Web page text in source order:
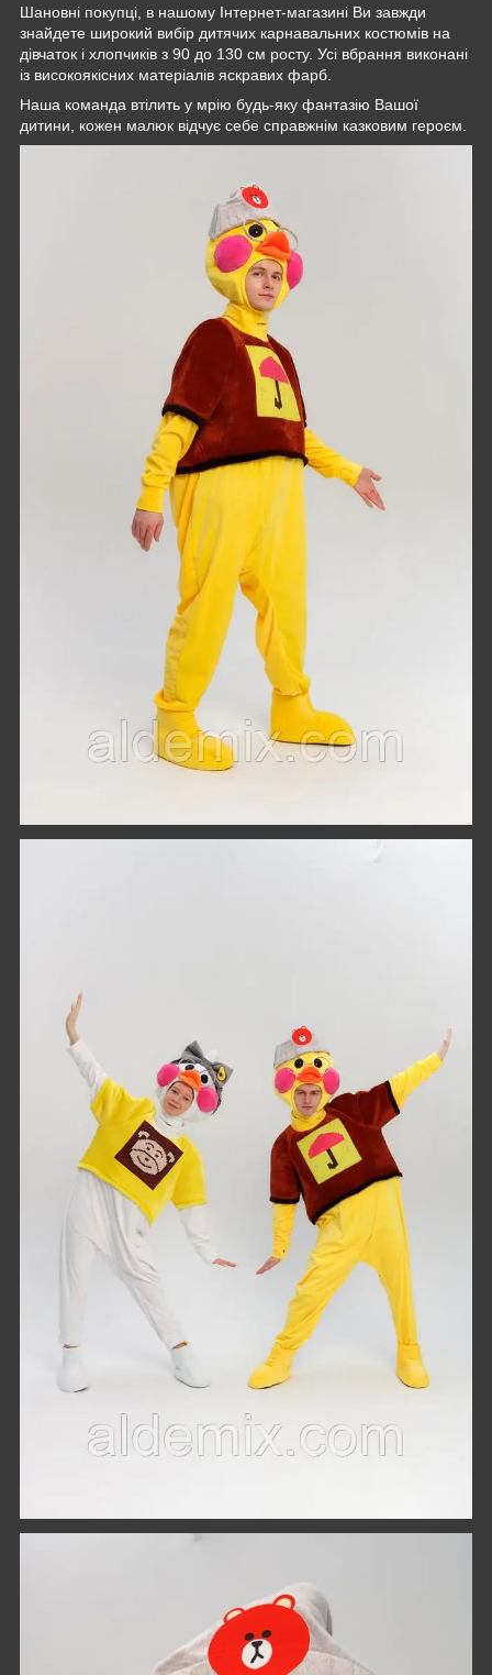
Шановні покупці, в нашому Інтернет-магазині Ви завжди
знайдете широкий вибір дитячих карнавальних костюмів на
дівчаток і хлопчиків з 90 до 130 см росту. Усі вбрання виконані
із високоякісних матеріалів яскравих фарб.
Наша команда втілить у мрію будь-яку фантазію Вашої
дитини, кожен малюк відчує себе справжнім казковим героєм.